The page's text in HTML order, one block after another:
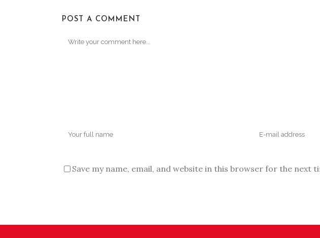
POST A COMMENT
Save my name, email, and website in this browser for the next